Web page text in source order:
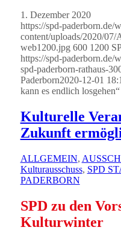
1. Dezember 2020
https://spd-paderborn.de/
content/uploads/2020/
web1200.jpg 600 1200
https://spd-paderborn.de/
spd-paderborn-rathaus-
Paderborn2020-12-01
kann es endlich losgehen“
Kulturelle
Zukunft
ALLGEMEIN,
Kulturausschuss, SPD
PADERBORN
SPD zu den
Kulturwinter